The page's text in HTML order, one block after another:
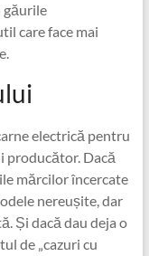
găurile
care face mai
electrică pentru
producător. Dacă
mărcilor încercate
nereușite, dar
Și dacă dau deja o
de „cazuri cu